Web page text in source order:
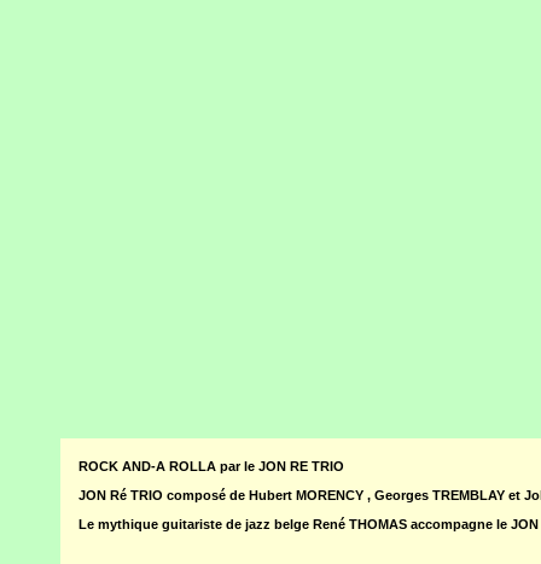
ROCK AND-A ROLLA par le JON RE TRIO
JON Ré TRIO composé de Hubert MORENCY , Georges TREMBLAY et
Le mythique guitariste de jazz belge René THOMAS accompagne le